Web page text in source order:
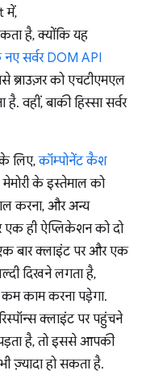
में,
है, क्योंकि यह
सर्वर DOM API
ब्राउज़र को एचटीएमएल
वहीं, बाकी हिस्सा सर्वर
के लिए,कॉम्पोनेंट कैश
के इस्तेमाल को
करना, और अन्य
ही ऐप्लिकेशन को दो
एक बार क्लाइंट पर और एक
दिखने लगता है,
काम करना पड़ेगा.
क्लाइंट पर पहुंचने
है, तो इससे आपकी
ज़्यादा हो सकता है.